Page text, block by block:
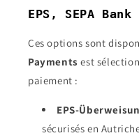
EPS, SEPA
Ces options sont
Payments est
paiement :
EPS-
sécurisés en